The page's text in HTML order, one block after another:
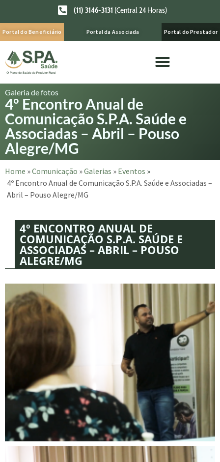
(11) 3146-3131 (Central 24 Horas)
Portal do Beneficiário Portal da Associada Portal do Prestador
Galeria de fotos
4º Encontro Anual de
Comunicação S.P.A. Saúde e
Associadas – Abril – Pouso
Alegre/MG
Home »Comunicação »Galerias » Eventos »
4º Encontro Anual de Comunicação S.P.A. Saúde e Associadas –
Abril – Pouso Alegre/MG
4º ENCONTRO ANUAL DE
COMUNICAÇÃO S.P.A. SAÚDE E
ASSOCIADAS – ABRIL – POUSO
ALEGRE/MG